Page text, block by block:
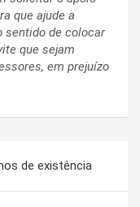
que ajude a
sentido de colocar
que sejam
em prejuízo
de existência